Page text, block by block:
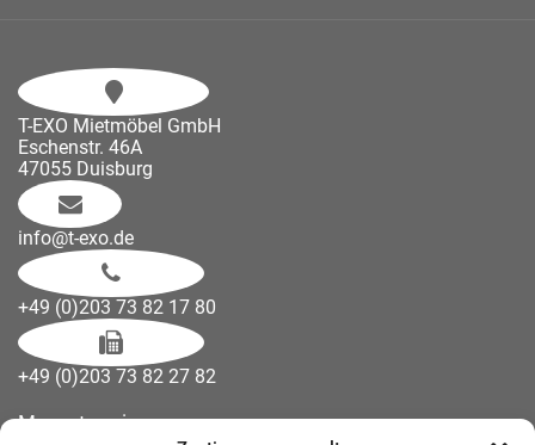
T-EXO Mietmöbel GmbH
Eschenstr. 46A
47055 Duisburg
info@t-exo.de
+49 (0)203 73 82 17 80
+49 (0)203 73 82 27 82
Messetermine